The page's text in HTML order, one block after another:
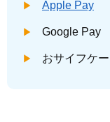
Apple Pay
Google Pay
おサイフケ